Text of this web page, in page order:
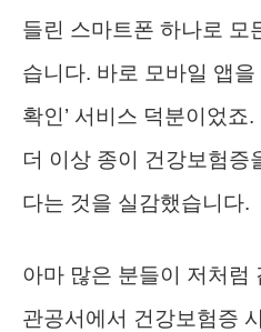
들린 스마트폰 하나로 모
습니다. 바로 모바일 앱을
확인’ 서비스 덕분이었죠
더 이상 종이 건강보험증
다는 것을 실감했습니다.
아마 많은 분들이 저처럼
관공서에서 건강보험증